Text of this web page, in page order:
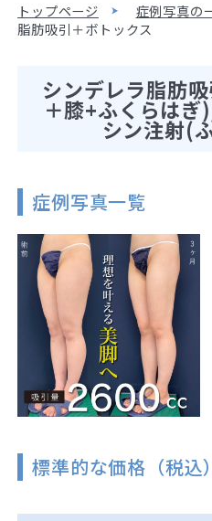
トップページ
症例写真の
脂肪吸引＋ボトックス
シンデレラ脂肪
＋膝+ふくらは
シン注射(
症例写真一覧
標準的な価格（税込）